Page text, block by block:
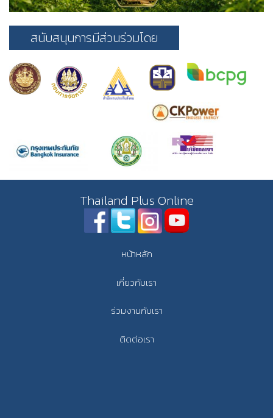
สนับสนุนการมีส่วนร่วมโดย
Thailand Plus Online
หน้าหลัก
เกี่ยวกับเรา
ร่วมงานกับเรา
ติดต่อเรา